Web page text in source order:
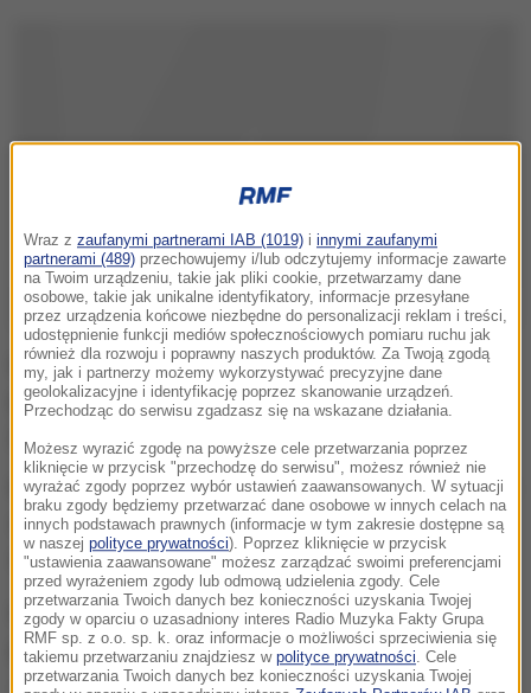
Naoczni świadkowie mówili o "dużej operacji
policyjnej" w dzielnicy Sant Pere. Z ruchu wyłączono
Kataloński dziennik "La Vanguardia" pisze, powołując
się na kilka źródeł, że podczas policyjnej akcji
słychać było "wielki hałas".
Hiszpańskie służby poszukują obecnie
pochodzącego z Ripoll 23-letniego Marokańczyka
Junesa Abujakuba, członka komórki terrorystycznej
Wraz z zaufanymi partnerami IAB (1019) i innymi zaufanymi
partnerami (489) przechowujemy i/lub odczytujemy informacje zawarte
na Twoim urządzeniu, takie jak pliki cookie, przetwarzamy dane
osobowe, takie jak unikalne identyfikatory, informacje przesyłane
przez urządzenia końcowe niezbędne do personalizacji reklam i treści,
udostępnienie funkcji mediów społecznościowych pomiaru ruchu jak
również dla rozwoju i poprawny naszych produktów. Za Twoją zgodą
my, jak i partnerzy możemy wykorzystywać precyzyjne dane
geolokalizacyjne i identyfikację poprzez skanowanie urządzeń.
Przechodząc do serwisu zgadzasz się na wskazane działania.
Możesz wyrazić zgodę na powyższe cele przetwarzania poprzez
kliknięcie w przycisk "przechodzę do serwisu", możesz również nie
wyrażać zgody poprzez wybór ustawień zaawansowanych. W sytuacji
braku zgody będziemy przetwarzać dane osobowe w innych celach na
innych podstawach prawnych (informacje w tym zakresie dostępne są
w naszej polityce prywatności). Poprzez kliknięcie w przycisk
"ustawienia zaawansowane" możesz zarządzać swoimi preferencjami
przed wyrażeniem zgody lub odmową udzielenia zgody. Cele
przetwarzania Twoich danych bez konieczności uzyskania Twojej
zgody w oparciu o uzasadniony interes Radio Muzyka Fakty Grupa
RMF sp. z o.o. sp. k. oraz informacje o możliwości sprzeciwienia się
takiemu przetwarzaniu znajdziesz w polityce prywatności. Cele
przetwarzania Twoich danych bez konieczności uzyskania Twojej